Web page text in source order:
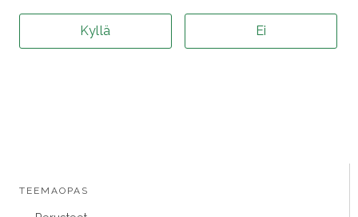
TEEMAOPAS
Kyllä Ei